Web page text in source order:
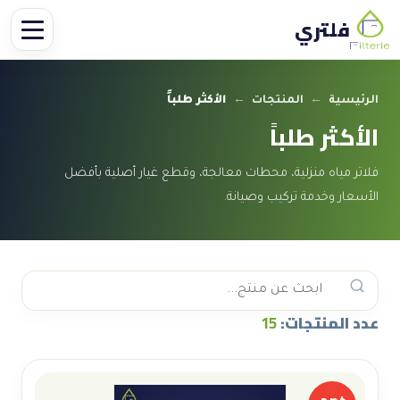
فلتري
الرئيسية ← المنتجات ← الأكثر طلباً
الأكثر طلباً
فلاتر مياه منزلية، محطات معالجة، وقطع غيار أصلية بأفضل
الأسعار وخدمة تركيب وصيانة.
عدد المنتجات:15